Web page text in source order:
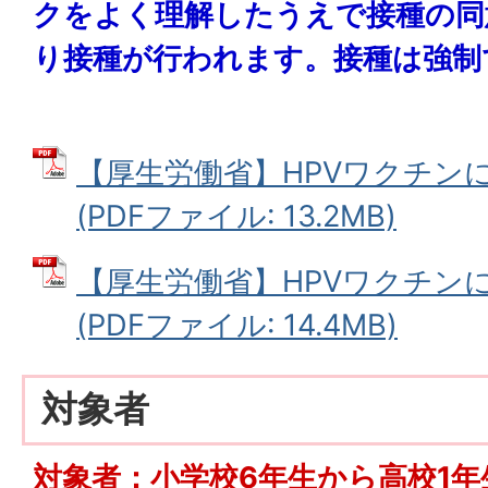
クをよく理解したうえで接種の
り接種が行われます。接種は強
【厚生労働省】HPVワクチン
(PDFファイル: 13.2MB)
【厚生労働省】HPVワクチン
(PDFファイル: 14.4MB)
対象者
対象者：小学校6年生から高校1